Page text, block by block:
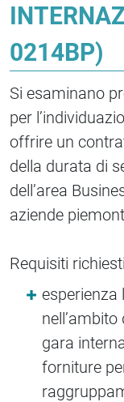
0214BP)
Si esaminano
per
offrire un
della durata di
dell’area
aziende
Requisiti
esperienza
gara
forniture